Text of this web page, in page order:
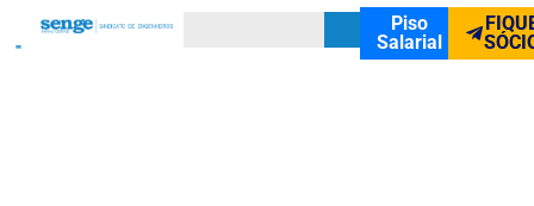
Piso
Salarial